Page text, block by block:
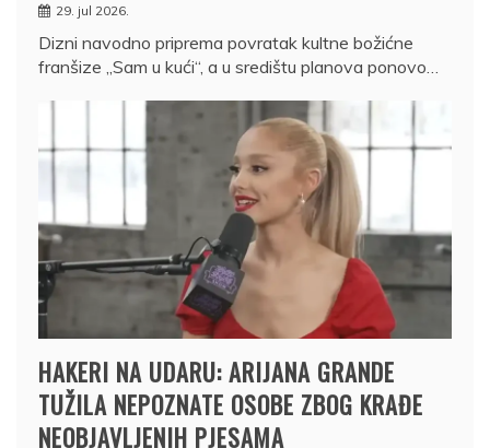
29. jul 2026.
Dizni navodno priprema povratak kultne božićne
franšize „Sam u kući“, a u središtu planova ponovo…
HAKERI NA UDARU: ARIJANA GRANDE
TUŽILA NEPOZNATE OSOBE ZBOG KRAĐE
NEOBJAVLJENIH PJESAMA